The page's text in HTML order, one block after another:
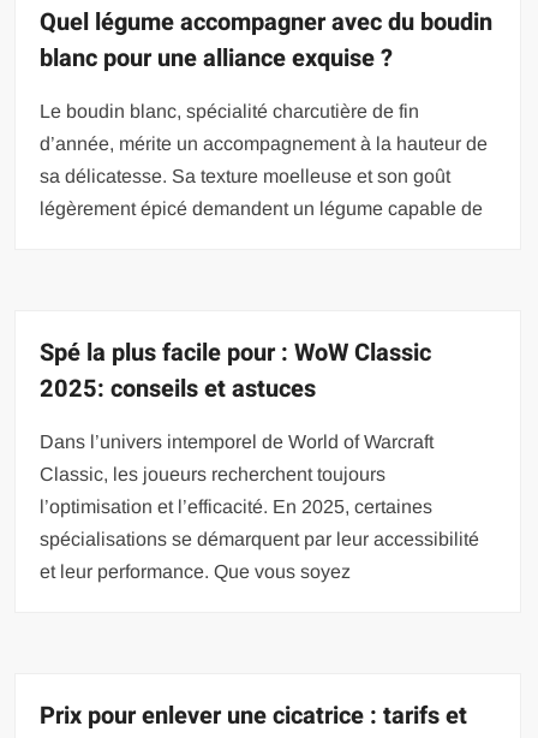
Quel légume accompagner avec du boudin
blanc pour une alliance exquise ?
Le boudin blanc, spécialité charcutière de fin
d’année, mérite un accompagnement à la hauteur de
sa délicatesse. Sa texture moelleuse et son goût
légèrement épicé demandent un légume capable de
Spé la plus facile pour : WoW Classic
2025: conseils et astuces
Dans l’univers intemporel de World of Warcraft
Classic, les joueurs recherchent toujours
l’optimisation et l’efficacité. En 2025, certaines
spécialisations se démarquent par leur accessibilité
et leur performance. Que vous soyez
Prix pour enlever une cicatrice : tarifs et